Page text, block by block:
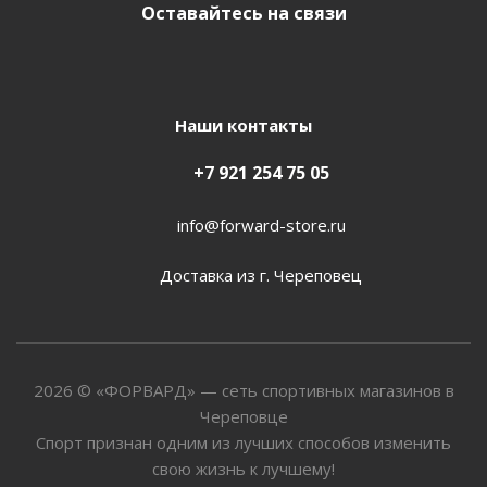
Оставайтесь на связи
Наши контакты
+7 921 254 75 05
info@forward-store.ru
Доставка из г. Череповец
2026 © «ФОРВАРД» — сеть спортивных магазинов в
Череповце
Спорт признан одним из лучших способов изменить
свою жизнь к лучшему!